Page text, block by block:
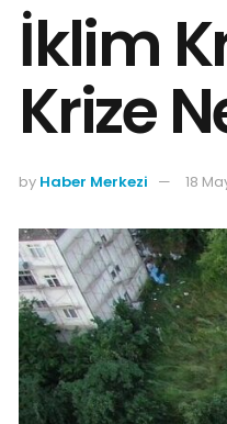
İklim
Krize
by Haber Merkezi 18